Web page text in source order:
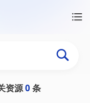
资源0 条